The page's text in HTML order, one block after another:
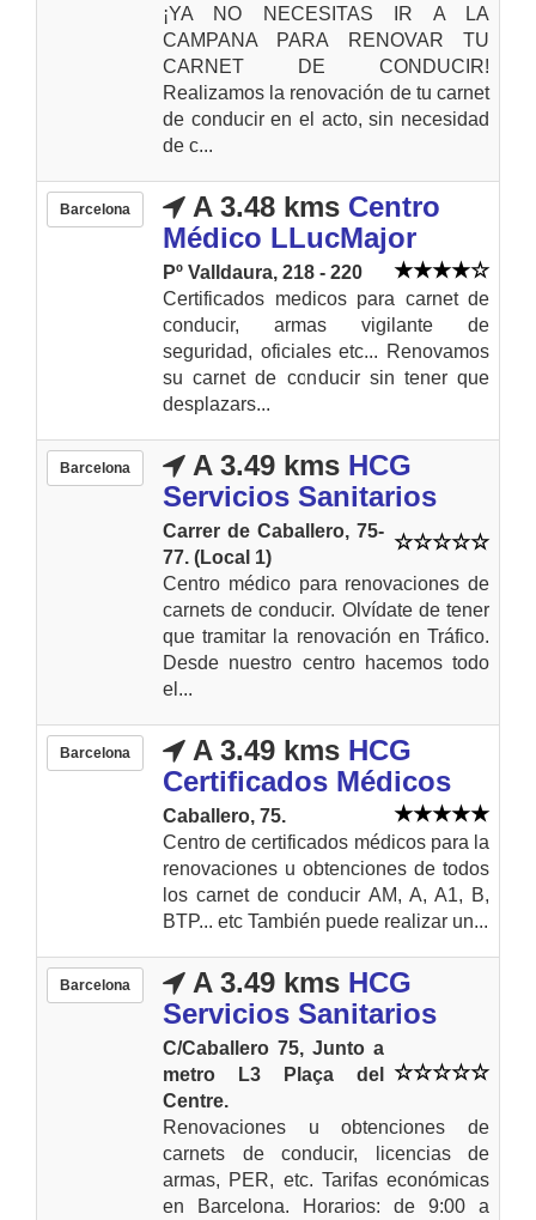
¡YA NO NECESITAS IR A LA
CAMPANA PARA RENOVAR TU
CARNET DE CONDUCIR!
Realizamos la renovación de tu carnet
de conducir en el acto, sin necesidad
de c...
Barcelona A 3.48 kms Centro
Médico LLucMajor
Pº Valldaura, 218 - 220
Certificados medicos para carnet de
conducir, armas vigilante de
seguridad, oficiales etc... Renovamos
su carnet de conducir sin tener que
desplazars...
Barcelona A 3.49 kms HCG
Servicios Sanitarios
Carrer de Caballero, 75-
77. (Local 1)
Centro médico para renovaciones de
carnets de conducir. Olvídate de tener
que tramitar la renovación en Tráfico.
Desde nuestro centro hacemos todo
el...
Barcelona A 3.49 kms HCG
Certificados Médicos
Caballero, 75.
Centro de certificados médicos para la
renovaciones u obtenciones de todos
los carnet de conducir AM, A, A1, B,
BTP... etc También puede realizar un...
Barcelona A 3.49 kms HCG
Servicios Sanitarios
C/Caballero 75, Junto a
metro L3 Plaça del
Centre.
Renovaciones u obtenciones de
carnets de conducir, licencias de
armas, PER, etc. Tarifas económicas
en Barcelona. Horarios: de 9:00 a